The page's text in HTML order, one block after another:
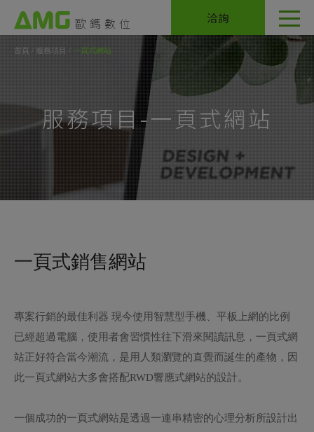
洽詢
首頁 服務項目 一頁式網站
服務項目-一頁式網站
一頁式銷售網站
專案行銷的最佳利器 現今使用智慧型手機、平板上網的比例
已經超過電腦，使用者會習慣性往下滑來閱讀訊息，一頁式網
站正好符合當今潮流，是用人類瀏覽的直覺而誕生的產物，因
此一頁式網站大多會搭配RWD響應式網站的設計。
一個成功的一頁式網站是透過一連串精密的心理分析所設計出
Cookie管理面板